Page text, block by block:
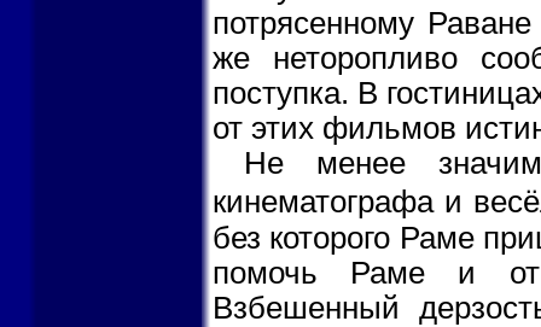
потрясенному
же неторопливо
поступка. В
от этих фильмов
Не менее
кинематографа и
без которого Раме
помочь Раме и
Взбешенный